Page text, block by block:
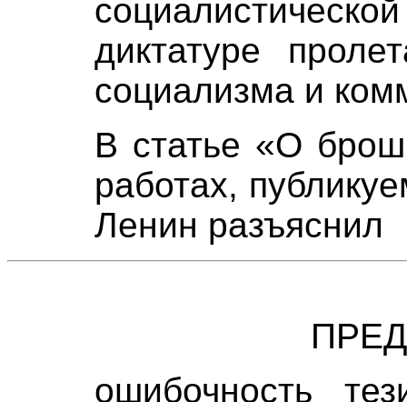
диктатуре
социализма и
В статье «О
работах,
Ленин разъяснил
ошибочность